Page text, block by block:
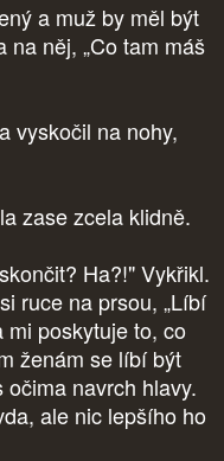
a muž by měl být
na něj, „Co tam máš
vyskočil na nohy,
zase zcela klidně.
Ha?!" Vykřikl.
ruce na prsou, „Líbí
mi poskytuje to, co
ženám se líbí být
navrch hlavy.
ale nic lepšího ho